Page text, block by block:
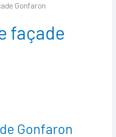
Gonfaron
façade
Gonfaron